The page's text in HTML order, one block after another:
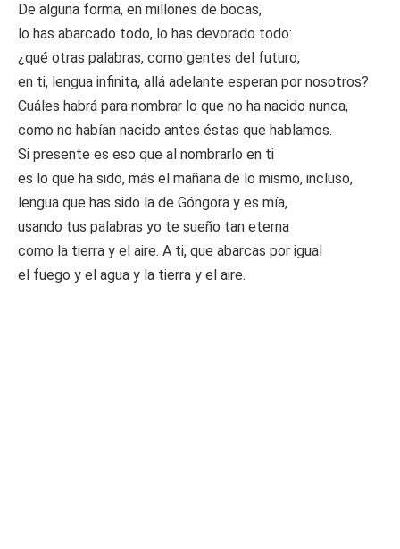
De alguna forma, en millones de bocas,
lo has abarcado todo, lo has devorado todo:
¿qué otras palabras, como gentes del futuro,
en ti, lengua infinita, allá adelante esperan por nosotros?
Cuáles habrá para nombrar lo que no ha nacido nunca,
como no habían nacido antes éstas que hablamos.
Si presente es eso que al nombrarlo en ti
es lo que ha sido, más el mañana de lo mismo, incluso,
lengua que has sido la de Góngora y es mía,
usando tus palabras yo te sueño tan eterna
como la tierra y el aire. A ti, que abarcas por igual
el fuego y el agua y la tierra y el aire.